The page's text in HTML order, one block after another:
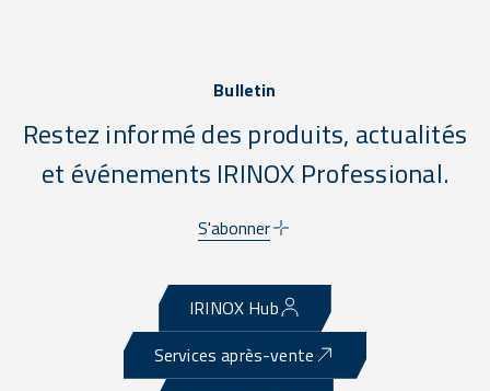
Bulletin
Restez informé des produits, actualités
et événements IRINOX Professional.
S'abonner
IRINOX Hub
Services après-vente